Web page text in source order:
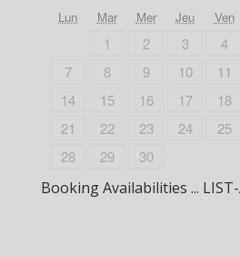
Lun Mar Mer Jeu Ven
1 2 3 4
7
8 9 10 11
14
15 16 17 18
21
22 23 24 25
28
29 30
Booking Availabilities ...